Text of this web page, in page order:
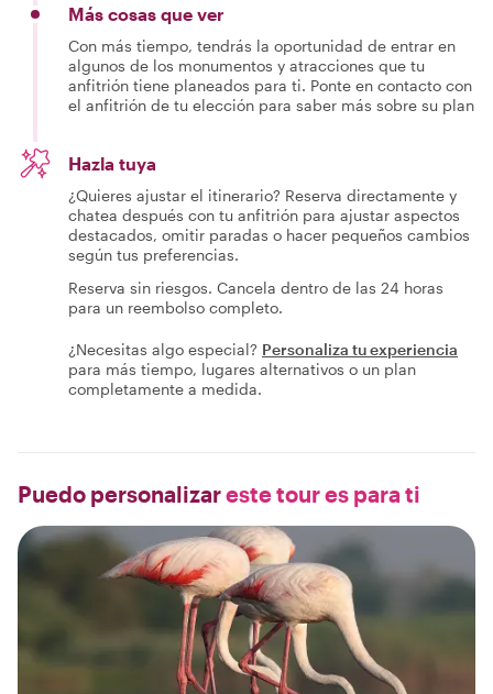
Más cosas que ver
Con más tiempo, tendrás la oportunidad de entrar en
algunos de los monumentos y atracciones que tu
anfitrión tiene planeados para ti. Ponte en contacto con
el anfitrión de tu elección para saber más sobre su plan
Hazla tuya
¿Quieres ajustar el itinerario? Reserva directamente y
chatea después con tu anfitrión para ajustar aspectos
destacados, omitir paradas o hacer pequeños cambios
según tus preferencias.
Reserva sin riesgos. Cancela dentro de las 24 horas
para un reembolso completo.
¿Necesitas algo especial? Personaliza tu experiencia
para más tiempo, lugares alternativos o un plan
completamente a medida.
Puedo personalizareste tour es para ti